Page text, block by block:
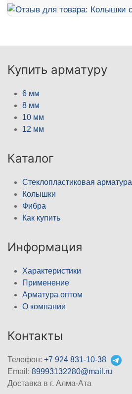
Купить арматуру
6 мм
8 мм
10 мм
12 мм
Каталог
Стеклопластиковая арматура
Колышки
Фибра
Как купить
Информация
Характеристики
Применение
Арматура оптом
О компании
Контакты
Телефон: +7 924 831-10-38
Email: 89993132280@mail.ru
Доставка в г. Алма-Ата